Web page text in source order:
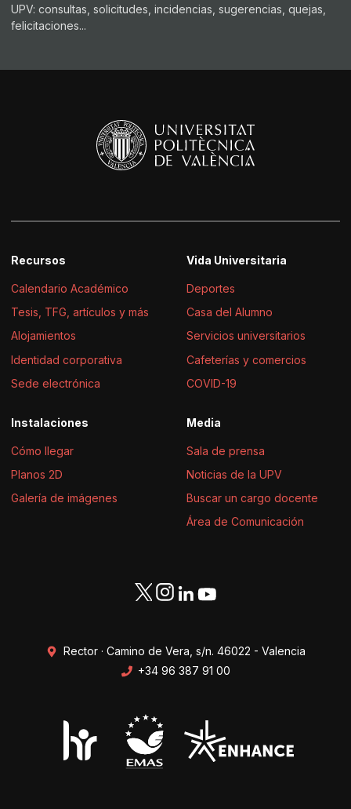
UPV: consultas, solicitudes, incidencias, sugerencias, quejas,
felicitaciones...
Recursos
Calendario Académico
Tesis, TFG, artículos y más
Alojamientos
Identidad corporativa
Sede electrónica
Vida Universitaria
Deportes
Casa del Alumno
Servicios universitarios
Cafeterías y comercios
COVID-19
Instalaciones
Cómo llegar
Planos 2D
Galería de imágenes
Media
Sala de prensa
Noticias de la UPV
Buscar un cargo docente
Área de Comunicación
Rector · Camino de Vera, s/n. 46022 - Valencia
+34 96 387 91 00